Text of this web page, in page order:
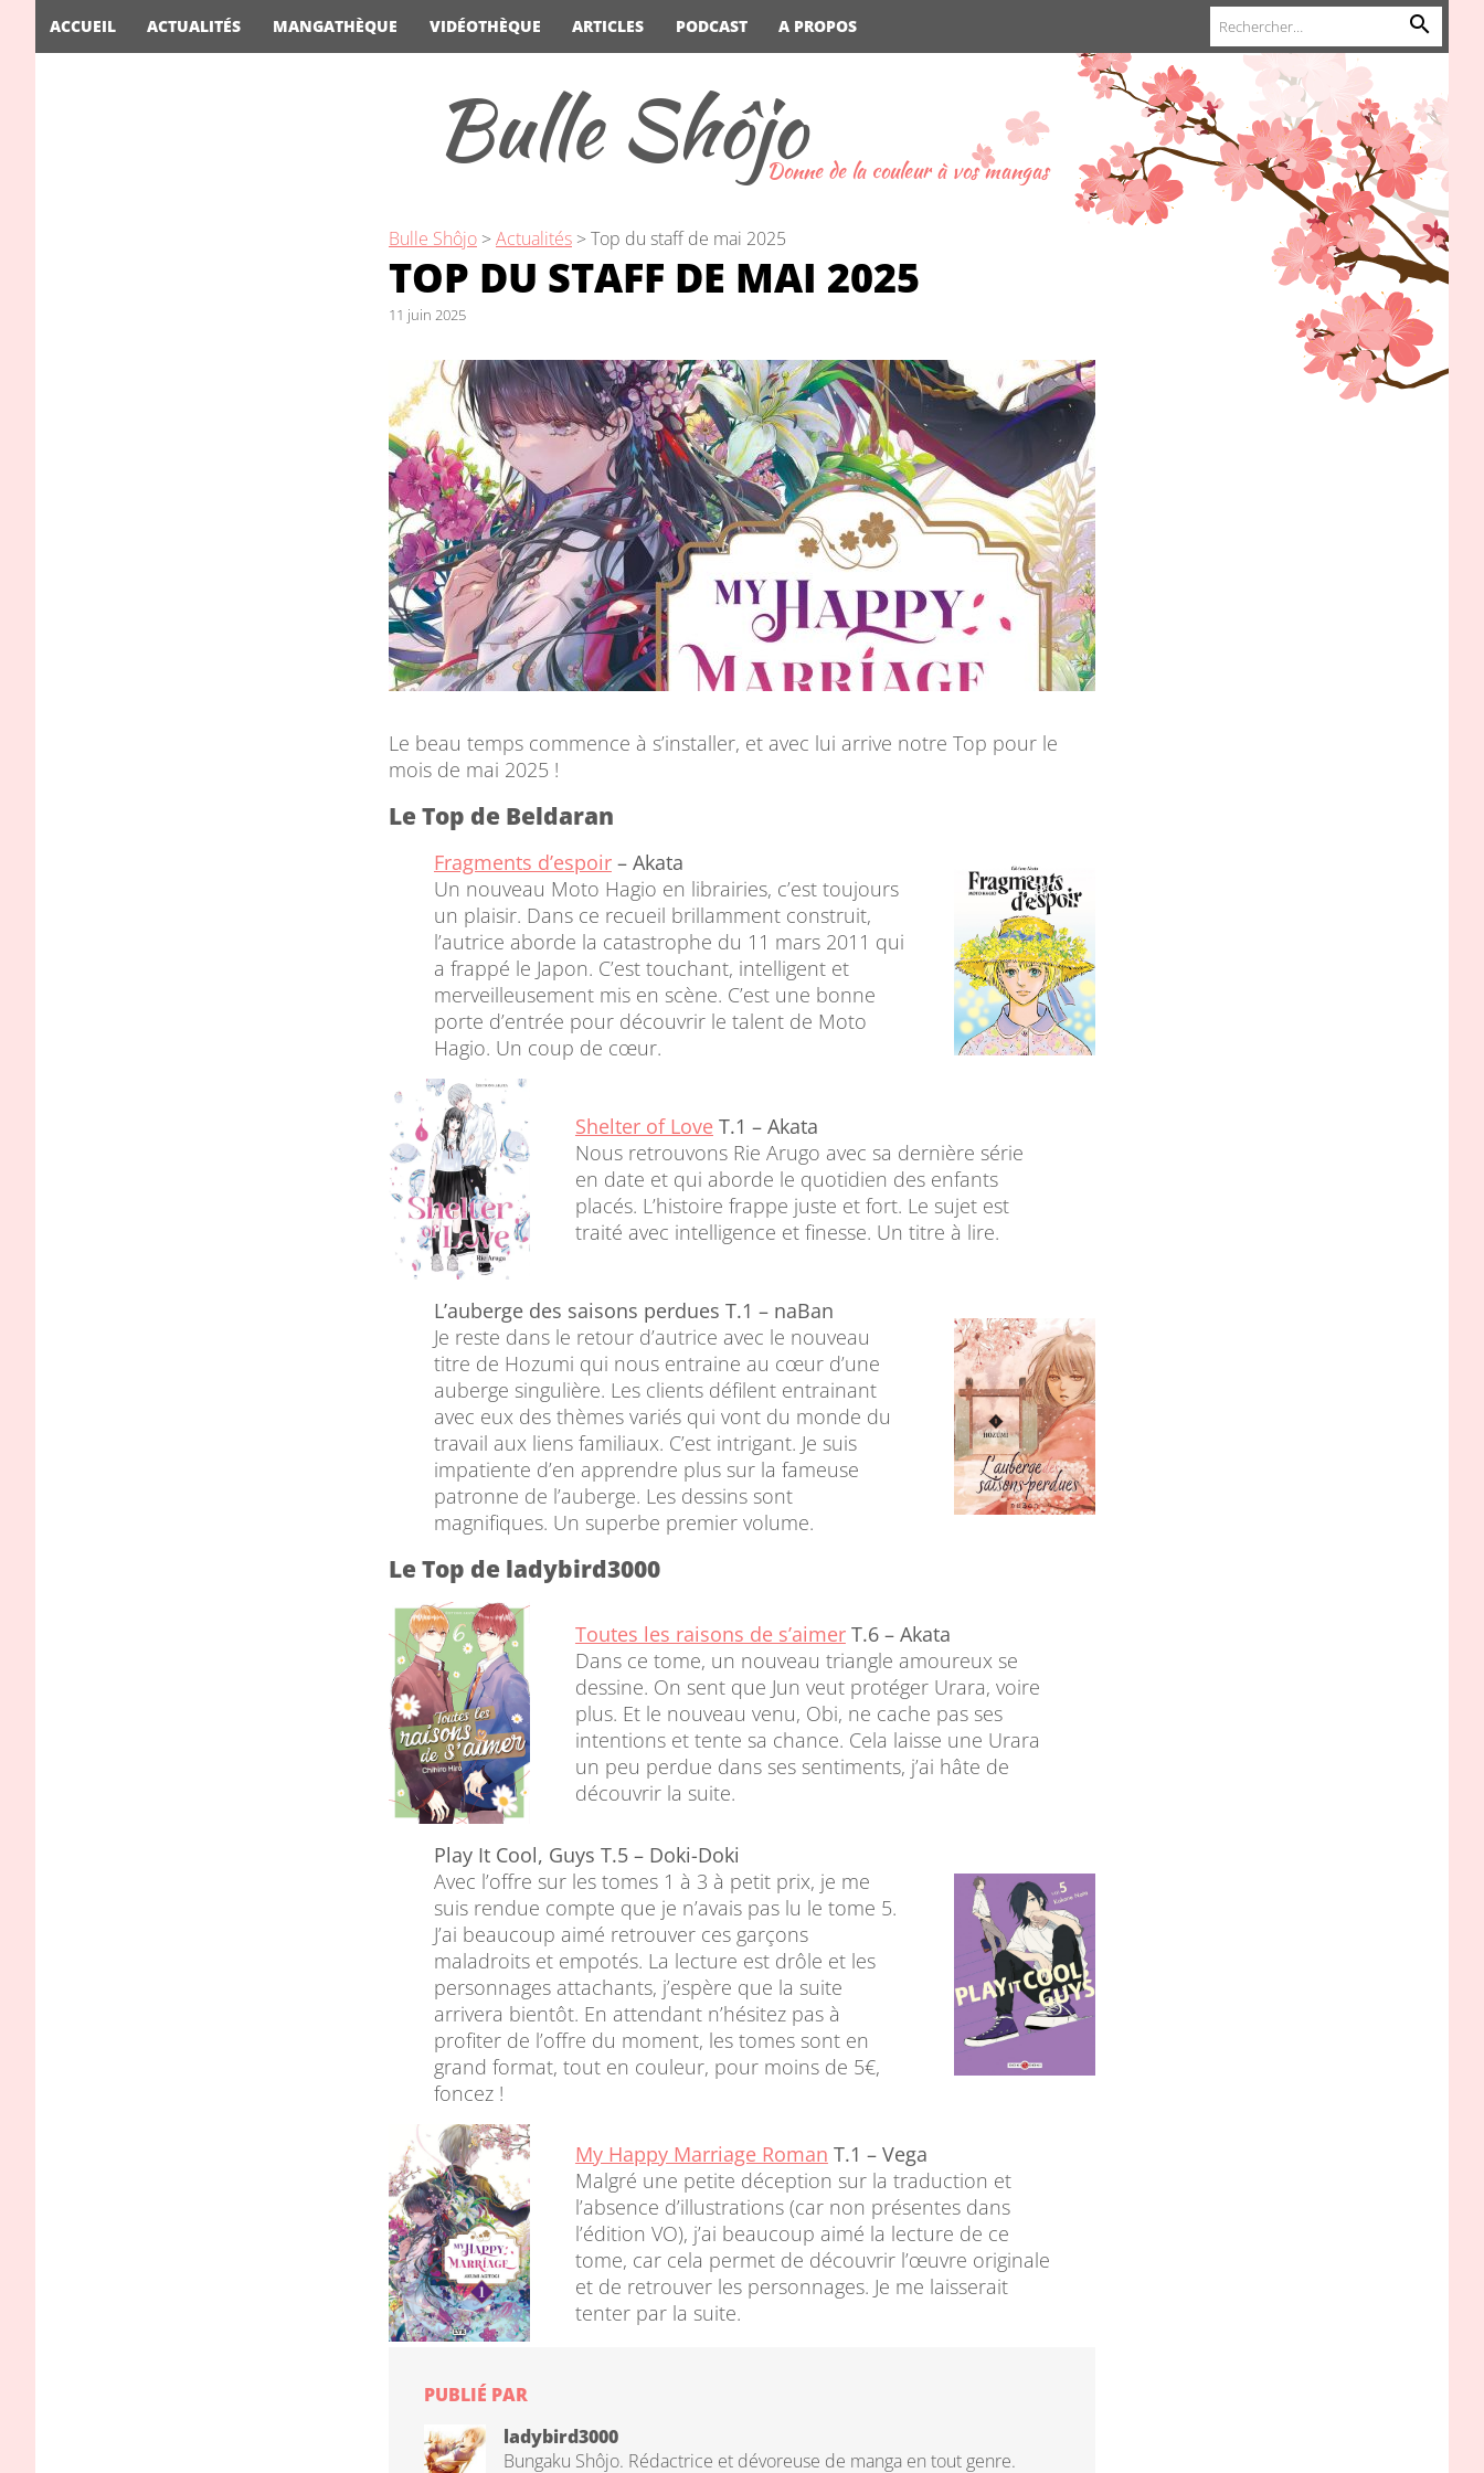
Bulle ShôjoDonne de la couleur à vos mangas
ACCUEIL ACTUALITÉS MANGATHÈQUE VIDÉOTHÈQUE ARTICLES PODCAST A PROPOS
Bulle Shôjo >Actualités >Top du staff de mai 2025
TOP DU STAFF DE MAI 2025
11 juin 2025
Le beau temps commence à s’installer, et avec lui arrive notre Top pour le
mois de mai 2025 !
Le Top de Beldaran
Fragments d’espoir– Akata
Un nouveau Moto Hagio en librairies, c’est toujours
un plaisir. Dans ce recueil brillamment construit,
l’autrice aborde la catastrophe du 11 mars 2011 qui
a frappé le Japon. C’est touchant, intelligent et
merveilleusement mis en scène. C’est une bonne
porte d’entrée pour découvrir le talent de Moto
Hagio. Un coup de cœur.
Shelter of LoveT.1 – Akata
Nous retrouvons Rie Arugo avec sa dernière série
en date et qui aborde le quotidien des enfants
placés. L’histoire frappe juste et fort. Le sujet est
traité avec intelligence et finesse. Un titre à lire.
L’auberge des saisons perdues T.1 – naBan
Je reste dans le retour d’autrice avec le nouveau
titre de Hozumi qui nous entraine au cœur d’une
auberge singulière. Les clients défilent entrainant
avec eux des thèmes variés qui vont du monde du
travail aux liens familiaux. C’est intrigant. Je suis
impatiente d’en apprendre plus sur la fameuse
patronne de l’auberge. Les dessins sont
magnifiques. Un superbe premier volume.
Le Top de ladybird3000
Toutes les raisons de s’aimerT.6 – Akata
Dans ce tome, un nouveau triangle amoureux se
dessine. On sent que Jun veut protéger Urara, voire
plus. Et le nouveau venu, Obi, ne cache pas ses
intentions et tente sa chance. Cela laisse une Urara
un peu perdue dans ses sentiments, j’ai hâte de
découvrir la suite.
Play It Cool, Guys T.5 – Doki-Doki
Avec l’offre sur les tomes 1 à 3 à petit prix, je me
suis rendue compte que je n’avais pas lu le tome 5.
J’ai beaucoup aimé retrouver ces garçons
maladroits et empotés. La lecture est drôle et les
personnages attachants, j’espère que la suite
arrivera bientôt. En attendant n’hésitez pas à
profiter de l’offre du moment, les tomes sont en
grand format, tout en couleur, pour moins de 5€,
foncez !
My Happy Marriage Roman T.1 – Vega
Malgré une petite déception sur la traduction et
l’absence d’illustrations (car non présentes dans
l’édition VO), j’ai beaucoup aimé la lecture de ce
tome, car cela permet de découvrir l’œuvre originale
et de retrouver les personnages. Je me laisserait
tenter par la suite.
PUBLIÉ PAR
ladybird3000
Bungaku Shôjo. Rédactrice et dévoreuse de manga en tout genre.